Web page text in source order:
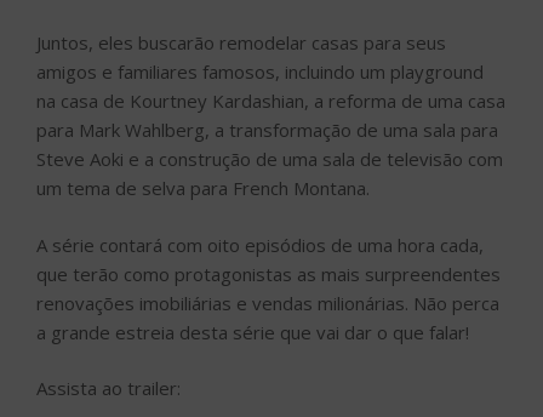
Juntos, eles buscarão remodelar casas para seus
amigos e familiares famosos, incluindo um playground
na casa de Kourtney Kardashian, a reforma de uma casa
para Mark Wahlberg, a transformação de uma sala para
Steve Aoki e a construção de uma sala de televisão com
um tema de selva para French Montana.
A série contará com oito episódios de uma hora cada,
que terão como protagonistas as mais surpreendentes
renovações imobiliárias e vendas milionárias. Não perca
a grande estreia desta série que vai dar o que falar!
Assista ao trailer: